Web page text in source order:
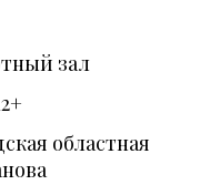
зал
областная